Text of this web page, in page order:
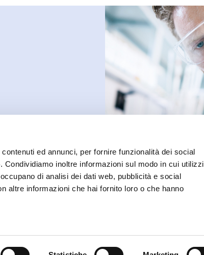
ed annunci, per fornire funzionalità dei social
Condividiamo inoltre informazioni sul modo in cui utilizzi
di analisi dei dati web, pubblicità e social
altre informazioni che hai fornito loro o che hanno